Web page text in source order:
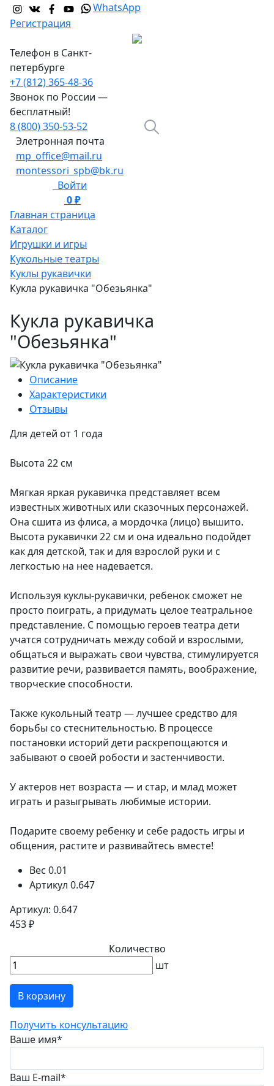
WhatsApp
Регистрация
Телефон в Санкт-
петербурге
+7 (812) 365-48-36
Звонок по России —
бесплатный!
8 (800) 350-53-52
Элетронная почта
mp_office@mail.ru
montessori_spb@bk.ru
Войти
0 ₽
Главная страница
Каталог
Игрушки и игры
Кукольные театры
Куклы рукавички
Кукла рукавичка "Обезьянка"
Кукла рукавичка
"Обезьянка"
Описание
Характеристики
Отзывы
Для детей от 1 года
Высота 22 см
Мягкая яркая рукавичка представляет всем
известных животных или сказочных персонажей.
Она сшита из флиса, а мордочка (лицо) вышито.
Высота рукавички 22 см и она идеально подойдет
как для детской, так и для взрослой руки и с
легкостью на нее надевается.
Используя куклы-рукавички, ребенок сможет не
просто поиграть, а придумать целое театральное
представление. С помощью героев театра дети
учатся сотрудничать между собой и взрослыми,
общаться и выражать свои чувства, стимулируется
развитие речи, развивается память, воображение,
творческие способности.
Также кукольный театр — лучшее средство для
борьбы со стеснительностью. В процессе
постановки историй дети раскрепощаются и
забывают о своей робости и застенчивости.
У актеров нет возраста — и стар, и млад может
играть и разыгрывать любимые истории.
Подарите своему ребенку и себе радость игры и
общения, растите и развивайтесь вместе!
Вес 0.01
Артикул 0.647
Артикул: 0.647
453 ₽
Количество
шт
В корзину
Получить консультацию
Ваше имя*
Ваш E-mail*